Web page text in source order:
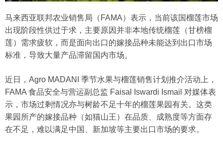
马来西亚联邦农业销售局（FAMA）表示，当前该国榴莲市场
出现阶段性供过于求，主要原因并非本地传统榴莲（甘榜榴
莲）需求疲软，而是面向出口的嫁接品种未能达到出口市场
标准，导致大量产品滞留国内市场。
近日，Agro MADANI 季节水果与榴莲销售计划推介活动上，
FAMA 食品安全与营运副总监 Faisal Iswardi Ismail 对媒体表
示，市场过剩情况亦与树龄不足十年的榴莲果园有关。这类
果园所产的嫁接品种（如猫山王）在品质、成熟度等方面存
在不足，难以满足中国、新加坡等主要出口市场的要求。